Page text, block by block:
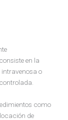
en la
o
como
de